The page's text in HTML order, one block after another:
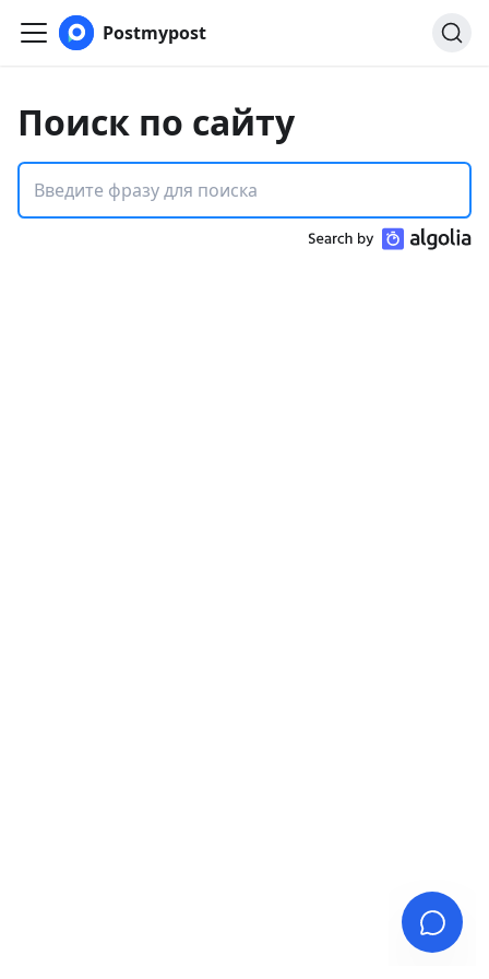
Postmypost
Поиск по сайту